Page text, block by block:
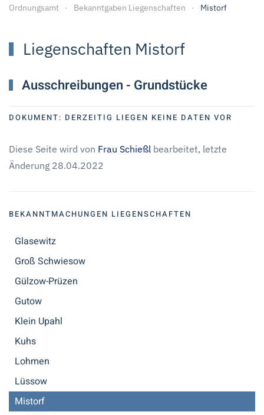
Ordnungsamt
Bekanntgaben Liegenschaften Mistorf
Liegenschaften Mistorf
Ausschreibungen - Grundstücke
DOKUMENT: DERZEITIG LIEGEN KEINE DATEN VOR
Diese Seite wird von Frau Schießl bearbeitet, letzte
Änderung 28.04.2022
BEKANNTMACHUNGEN LIEGENSCHAFTEN
Glasewitz
Groß Schwiesow
Gülzow-Prüzen
Gutow
Klein Upahl
Kuhs
Lohmen
Lüssow
Mistorf